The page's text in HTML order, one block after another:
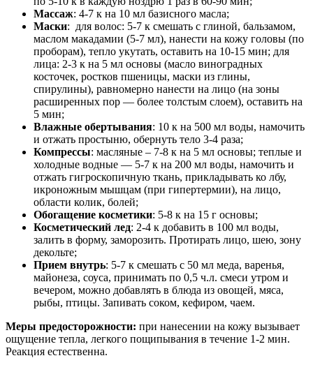
Массаж: 4-7 к на 10 мл базисного масла;
Маски: для волос: 5-7 к смешать с глиной, бальзамом,
маслом макадамии (5-7 мл), нанести на кожу головы (по
проборам), тепло укутать, оставить на 10-15 мин; для
лица: 2-3 к на 5 мл основы (масло виноградных
косточек, ростков пшеницы, маски из глины,
спирулины), равномерно нанести на лицо (на зоны
расширенных пор — более толстым слоем), оставить на
5 мин;
Влажные обертывания: 10 к на 500 мл воды, намочить
и отжать простыню, обернуть тело 3-4 раза;
Компрессы: масляные – 7-8 к на 5 мл основы; теплые и
холодные водные — 5-7 к на 200 мл воды, намочить и
отжать гигроскопичную ткань, прикладывать ко лбу,
икроножным мышцам (при гипертермии), на лицо,
области колик, болей;
Обогащение косметики: 5-8 к на 15 г основы;
Косметический лед: 2-4 к добавить в 100 мл воды,
залить в форму, заморозить. Протирать лицо, шею, зону
декольте;
Прием внутрь: 5-7 к смешать с 50 мл меда, варенья,
майонеза, соуса, принимать по 0,5 ч.л. смеси утром и
вечером, можно добавлять в блюда из овощей, мяса,
рыбы, птицы. Запивать соком, кефиром, чаем.
Меры предосторожности: при нанесении на кожу вызывает
ощущение тепла, легкого пощипывания в течение 1-2 мин.
Реакция естественна.